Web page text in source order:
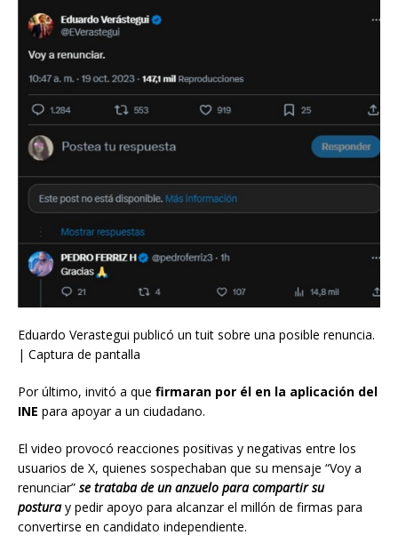
Eduardo Verastegui publicó un tuit sobre una posible renuncia.
| Captura de pantalla
Por último, invitó a que firmaran por él en la aplicación del
INE para apoyar a un ciudadano.
El video provocó reacciones positivas y negativas entre los
usuarios de X, quienes sospechaban que su mensaje “Voy a
renunciar” se trataba de un anzuelo para compartir su
posturay pedir apoyo para alcanzar el millón de firmas para
convertirse en candidato independiente.